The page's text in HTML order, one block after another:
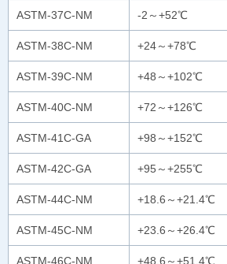
ASTM-37C-NM -2～+52℃
ASTM-38C-NM +24～+78℃
ASTM-39C-NM +48～+102℃
ASTM-40C-NM +72～+126℃
ASTM-41C-GA +98～+152℃
ASTM-42C-GA +95～+255℃
ASTM-44C-NM +18.6～+21.4℃
ASTM-45C-NM +23.6～+26.4℃
ASTM-46C-NM +48.6～+51.4℃